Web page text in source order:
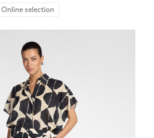
Online selection